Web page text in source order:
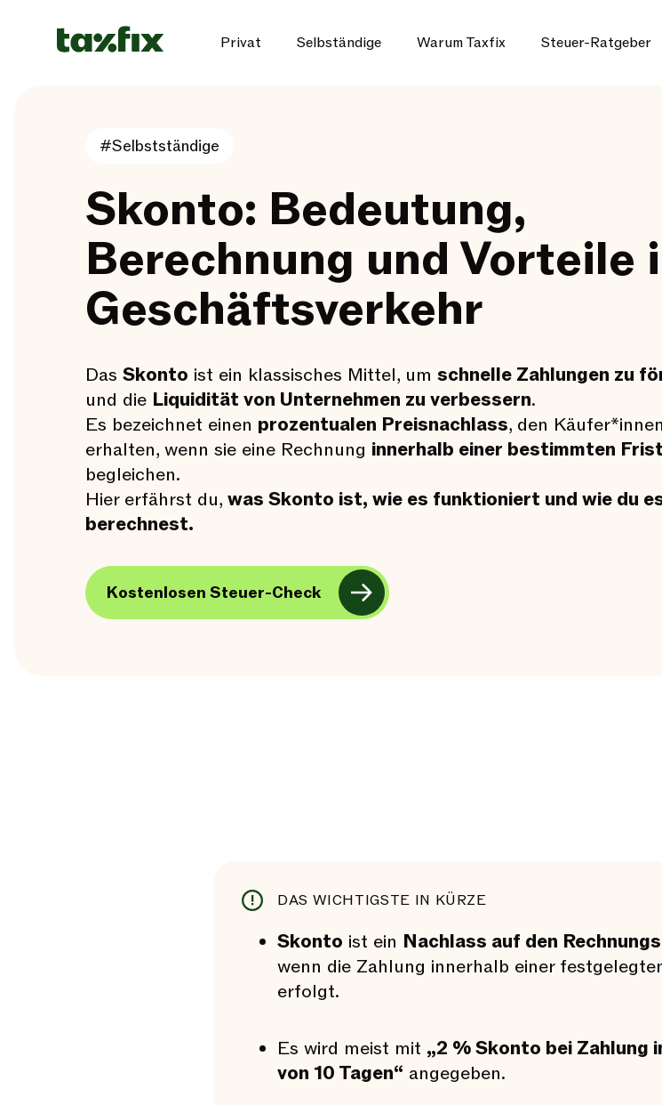
Privat Selbständige Warum Taxfix Steuer-Ratgeber
#Selbstständige
Skonto: Bedeutung,
Berechnung und Vorteile
Geschäftsverkehr
Das Skonto ist ein klassisches Mittel, um schnelle Zahlungen zu
und die Liquidität von Unternehmen zu verbessern.
Es bezeichnet einen prozentualen Preisnachlass, den Käufer*innen
erhalten, wenn sie eine Rechnung innerhalb einer bestimmten Frist
begleichen.
Hier erfährst du, was Skonto ist, wie es funktioniert und wie du
berechnest.
Kostenlosen Steuer-Check
DAS WICHTIGSTE IN KÜRZE
Skonto ist ein Nachlass auf den
wenn die Zahlung innerhalb einer
erfolgt.
Es wird meist mit „2 % Skonto bei Zahlung
von 10 Tagen“ angegeben.